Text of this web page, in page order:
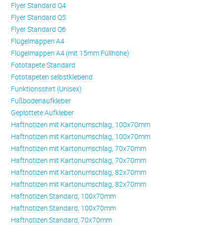
Flyer Standard Q4
Flyer Standard Q5
Flyer Standard Q6
Flügelmappen A4
Flügelmappen A4 (mit 15mm Füllhöhe)
Fototapete Standard
Fototapeten selbstklebend
Funktionsshirt (Unisex)
Fußbodenaufkleber
Geplottete Aufkleber
Haftnotizen mit Kartonumschlag, 100x70mm
Haftnotizen mit Kartonumschlag, 100x70mm
Haftnotizen mit Kartonumschlag, 70x70mm
Haftnotizen mit Kartonumschlag, 70x70mm
Haftnotizen mit Kartonumschlag, 82x70mm
Haftnotizen mit Kartonumschlag, 82x70mm
Haftnotizen Standard, 100x70mm
Haftnotizen Standard, 100x70mm
Haftnotizen Standard, 70x70mm